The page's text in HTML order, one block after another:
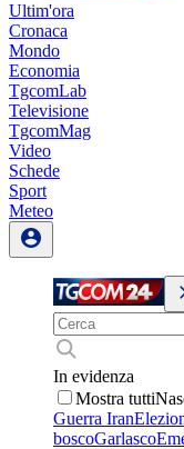
Ultim'ora
Cronaca
Mondo
Economia
TgcomLab
Televisione
TgcomMag
Video
Schede
Sport
Meteo
In evidenza
Mostra tutti
Guerra Iran
boscoGarlasco